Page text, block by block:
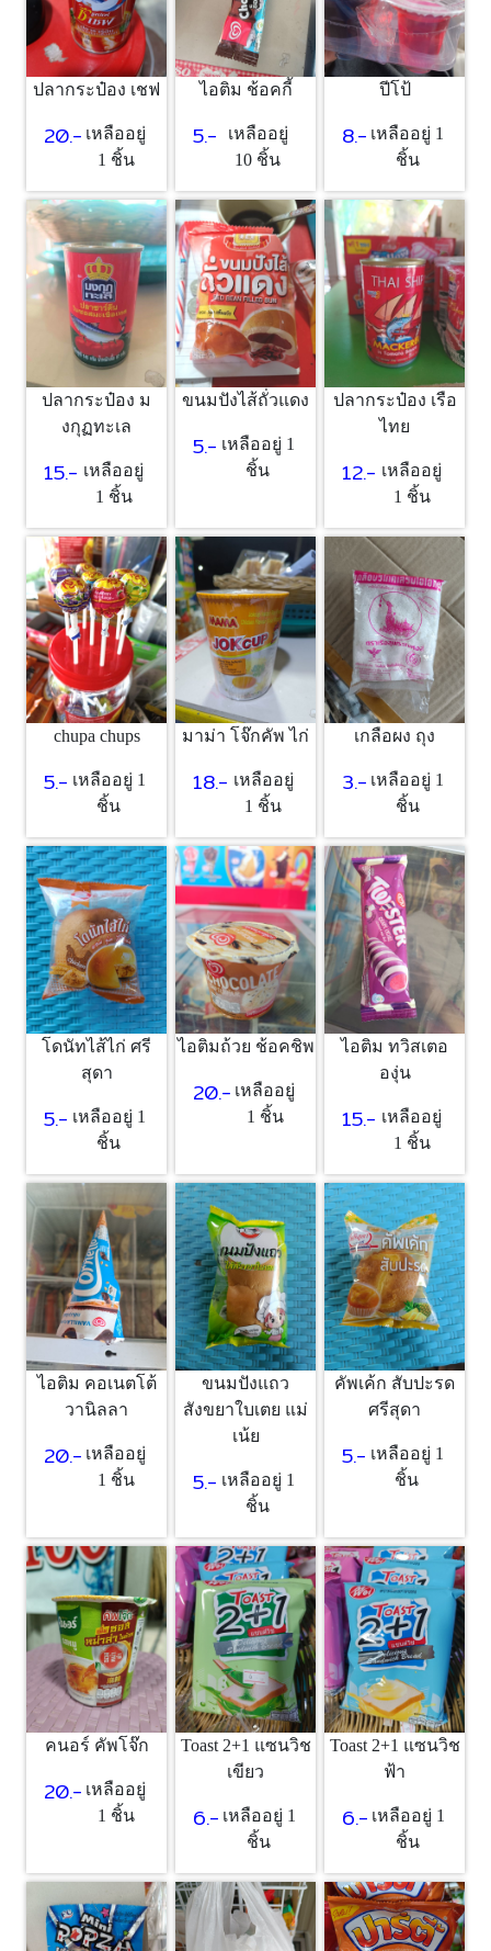
ปลากระป๋อง เชฟ
20.- เหลืออยู่
1 ชิ้น
ไอติม ช้อคกี้
5.-
เหลืออยู่
10 ชิ้น
ปีโป้
8.- เหลืออยู่ 1
ชิ้น
ปลากระป๋อง ม
งกุฏทะเล
15.- เหลืออยู่
1 ชิ้น
ขนมปังไส้ถั่วแดง
5.- เหลืออยู่ 1
ชิ้น
ปลากระป๋อง เรือ
ไทย
12.- เหลืออยู่
1 ชิ้น
chupa chups
5.- เหลืออยู่ 1
ชิ้น
มาม่า โจ๊กคัพ ไก่
18.- เหลืออยู่
1 ชิ้น
เกลือผง ถุง
3.- เหลืออยู่ 1
ชิ้น
โดนัทไส้ไก่ ศรี
สุดา
5.- เหลืออยู่ 1
ชิ้น
ไอติมถ้วย ช้อคชิพ
20.- เหลืออยู่
1 ชิ้น
ไอติม ทวิสเตอ
องุ่น
15.- เหลืออยู่
1 ชิ้น
ไอติม คอเนตโต้
วานิลลา
20.- เหลืออยู่
1 ชิ้น
ขนมปังแถว
สังขยาใบเตย แม่
เน้ย
5.- เหลืออยู่ 1
ชิ้น
คัพเค้ก สับปะรด
ศรีสุดา
5.- เหลืออยู่ 1
ชิ้น
คนอร์ คัพโจ๊ก
20.- เหลืออยู่
1 ชิ้น
Toast 2+1 แซนวิช
เขียว
6.- เหลืออยู่ 1
ชิ้น
Toast 2+1 แซนวิช
ฟ้า
6.- เหลืออยู่ 1
ชิ้น